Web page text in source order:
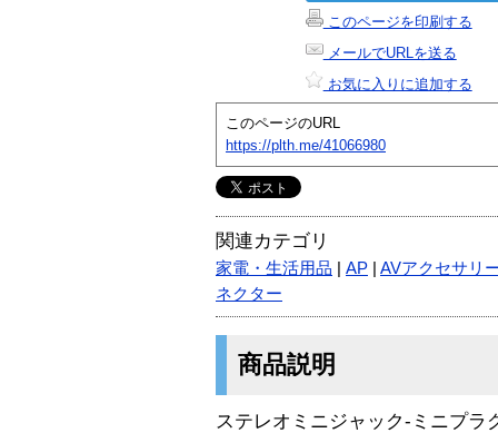
このページを印刷する
メールでURLを送る
お気に入りに追加する
このページのURL
https://plth.me/41066980
関連カテゴリ
家電・生活用品 AP
AVアクセサリ
ネクター
商品説明
ステレオミニジャック-ミニプラ